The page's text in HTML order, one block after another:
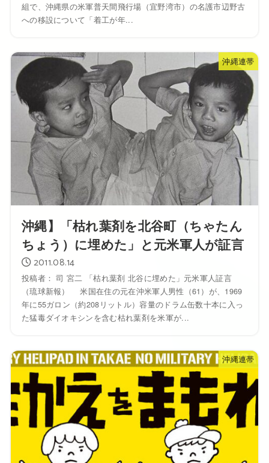
組で、沖縄県の米軍普天間飛行場（宜野湾市）の名護市辺野古
への移設について「着工が年...
沖縄連帯
沖縄】「枯れ葉剤を北谷町（ちゃたん
ちょう）に埋めた」と元米軍人が証言
2011.08.14
投稿者： 司 宮二 「枯れ葉剤 北谷に埋めた」元米軍人証言
（琉球新報） 米国在住の元在沖米軍人男性（61）が、1969
年に55ガロン（約208リットル）容量のドラム缶数十本に入っ
た猛毒ダイオキシンを含む枯れ葉剤を米軍が...
沖縄連帯